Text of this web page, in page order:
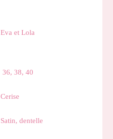
Eva et Lola
36, 38, 40
Cerise
Satin, dentelle